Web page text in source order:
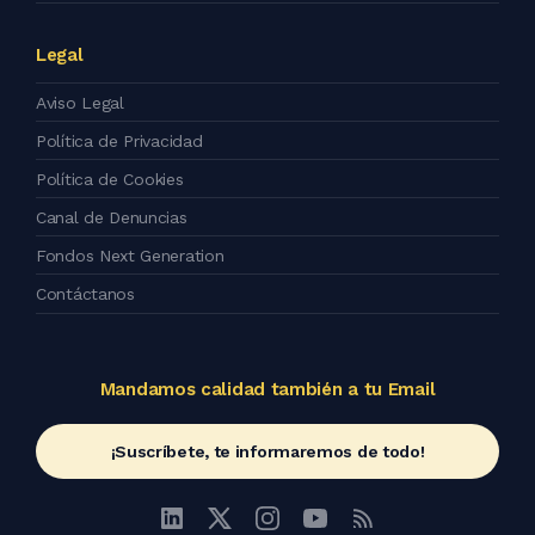
Legal
Aviso Legal
Política de Privacidad
Política de Cookies
Canal de Denuncias
Fondos Next Generation
Contáctanos
Mandamos calidad también a tu Email
¡Suscríbete, te informaremos de todo!